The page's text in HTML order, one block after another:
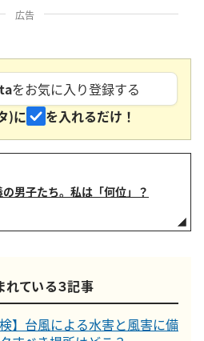
をお気に入り登録する
)に
を入れるだけ！
男子たち。私は「何位」？
れている３記事
】台風による水害と風害に備
広告